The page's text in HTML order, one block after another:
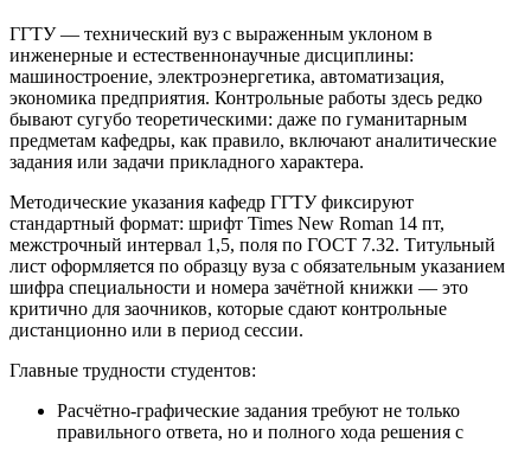
ГГТУ — технический вуз с выраженным уклоном в
инженерные и естественнонаучные дисциплины:
машиностроение, электроэнергетика, автоматизация,
экономика предприятия. Контрольные работы здесь редко
бывают сугубо теоретическими: даже по гуманитарным
предметам кафедры, как правило, включают аналитические
задания или задачи прикладного характера.
Методические указания кафедр ГГТУ фиксируют
стандартный формат: шрифт Times New Roman 14 пт,
межстрочный интервал 1,5, поля по ГОСТ 7.32. Титульный
лист оформляется по образцу вуза с обязательным указанием
шифра специальности и номера зачётной книжки — это
критично для заочников, которые сдают контрольные
дистанционно или в период сессии.
Главные трудности студентов:
Расчётно-графические задания требуют не только
правильного ответа, но и полного хода решения с